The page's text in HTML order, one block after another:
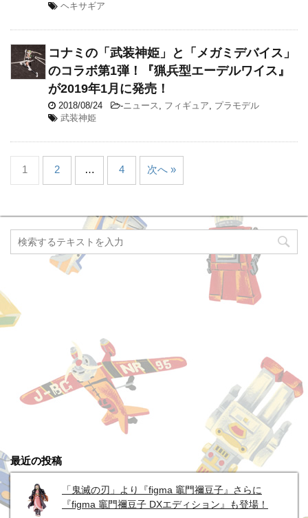
ヘキサギア
コナミの「武装神姫」と「メガミデバイス」
のコラボ第1弾！『猟兵型エーデルワイス』
が2019年1月に発売！
2018/08/24 -ニュース , フィギュア, プラモデル
武装神姫
1 2 … 4 次へ »
最近の投稿
「鬼滅の刃」より『figma 竈門禰豆子』さらに
『figma 竈門禰豆子 DXエディション』も登場！